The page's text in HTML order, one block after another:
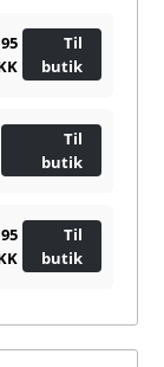
Til
butik
Til
butik
Til
butik